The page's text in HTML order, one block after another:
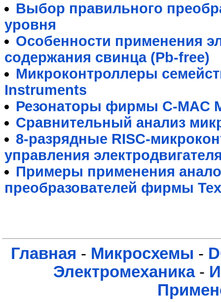
Выбор правильного
уровня
Особенности применения
содержания свинца (Pb-free)
Микроконтроллеры
Instruments
Резонаторы фирмы C-MAC
Сравнительный анализ
8-разрядные RISC-
управления
Примеры применения
преобразователей фирмы
Главная - Микросхемы -
Электромеханика-